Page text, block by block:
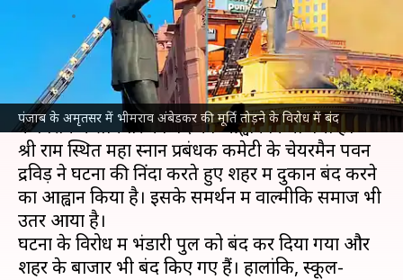
पंजाब के अमृतसर में भीमराव अंबेडकर की मूर्ति तोड़ने के विरोध में बंद
Jan 27, 2025 01:26 pm
क्या है खबर?
पंजाबकेअमृतसरमें डॉ भीमराव अंबेडकर की मूर्ति तोड़ने
के विरोध में सोमवार को बंद का आह्वान किया गया है।
श्री राम स्थित महा स्नान प्रबंधक कमेटी के चेयरमैन पवन
द्रविड़ ने घटना की निंदा करते हुए शहर में दुकानें बंद करने
का आह्वान किया है। इसके समर्थन में वाल्मीकि समाज भी
उतर आया है।
घटना के विरोध में भंडारी पुल को बंद कर दिया गया और
शहर के बाजार भी बंद किए गए हैं। हालांकि, स्कूल-